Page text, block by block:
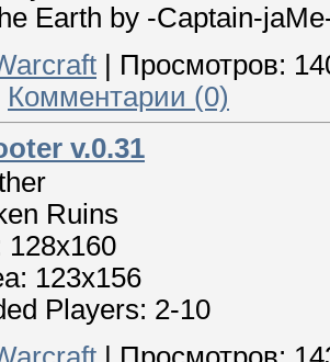
Earth by -Captain-
| Просмотров:
Комментарии (0)
v.0.31
Ruins
128x160
123x156
Players: 2-10